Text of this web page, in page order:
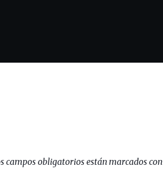
campos obligatorios están marcados con